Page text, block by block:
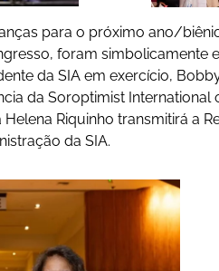
para o próximo ano/
foram simbolicamente
da SIA em exercício,
da Soroptimist International
Riquinho transmitirá a
da SIA.